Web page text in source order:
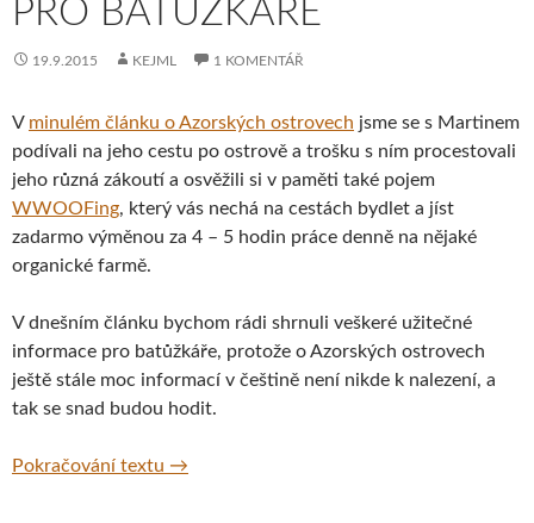
PRO BATŮŽKÁŘE
19.9.2015 KEJML 1 KOMENTÁŘ
V minulém článku o Azorských ostrovech jsme se s Martinem
podívali na jeho cestu po ostrově a trošku s ním procestovali
jeho různá zákoutí a osvěžili si v paměti také pojem
WWOOFing, který vás nechá na cestách bydlet a jíst
zadarmo výměnou za 4 – 5 hodin práce denně na nějaké
organické farmě.
V dnešním článku bychom rádi shrnuli veškeré užitečné
informace pro batůžkáře, protože o Azorských ostrovech
ještě stále moc informací v češtině není nikde k nalezení, a
tak se snad budou hodit.
Pokračování textu Azorské ostrovy – kompletní souhrn
→